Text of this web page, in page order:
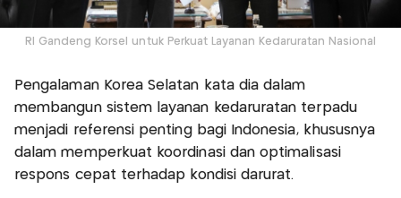
RI Gandeng Korsel untuk Perkuat Layanan Kedaruratan Nasional
Pengalaman Korea Selatan kata dia dalam
membangun sistem layanan kedaruratan terpadu
menjadi referensi penting bagi Indonesia, khususnya
dalam memperkuat koordinasi dan optimalisasi
respons cepat terhadap kondisi darurat.